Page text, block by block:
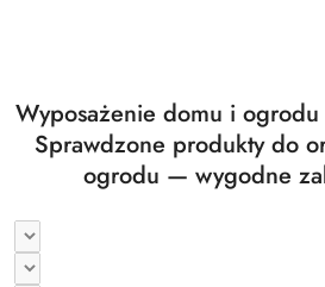
Wyposażenie domu i
Sprawdzone produkty do
ogrodu — wygodne